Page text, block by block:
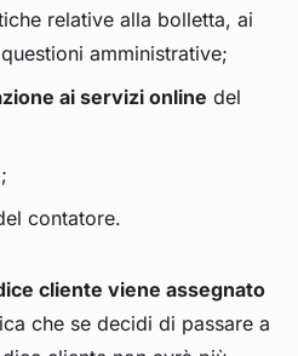
relative alla bolletta, ai
amministrative;
ai servizi online del
;
contatore.
cliente viene assegnato
che se decidi di passare a